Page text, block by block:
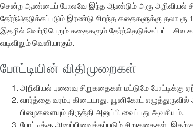
சென்ற ஆண்டைப் போலவே இந்த ஆண்டும் அரூ அறிவியல்
தேர்ந்தெடுக்கப்படும் இரண்டு சிறந்த கதைகளுக்கு தலா ரூ
இதழில் வெற்றிபெறும் கதைகளும் தேர்ந்தெடுக்கப்பட்ட
வடிவிலும் வெளியாகும்.
போட்டியின் விதிமுறைகள்
அறிவியல் புனைவு சிறுகதைகள் மட்டுமே போட்டிக்கு
வார்த்தை வரம்பு கிடையாது. யூனிகோட்
பிழைகளையும் திருத்தி அனுப்பி வைப்பது அவசியம்.
போட்டிக்கு அனுப்பிவைக்கப்படும் சிறுகதைகள்,